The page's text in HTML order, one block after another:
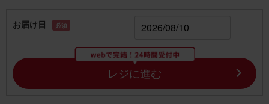
お届け日 必須
レジに進む